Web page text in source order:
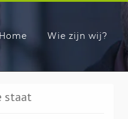
Home Wie zijn wij?
staat